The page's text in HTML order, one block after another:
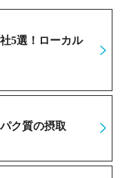
5選！ローカル
ク質の摂取